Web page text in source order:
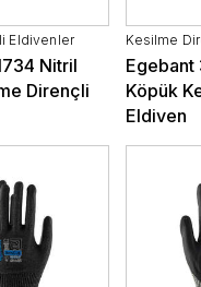
Eldivenler
Nitril
Dirençli
Kesilme
Egebant
Köpük
Eldiven